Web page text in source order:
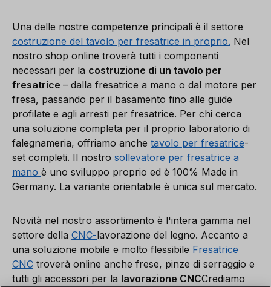
Una delle nostre competenze principali è il settore
costruzione del tavolo per fresatrice in proprio. Nel
nostro shop online troverà tutti i componenti
necessari per la costruzione di un tavolo per
fresatrice – dalla fresatrice a mano o dal motore per
fresa, passando per il basamento fino alle guide
profilate e agli arresti per fresatrice. Per chi cerca
una soluzione completa per il proprio laboratorio di
falegnameria, offriamo anche tavolo per fresatrice-
set completi. Il nostro sollevatore per fresatrice a
mano è uno sviluppo proprio ed è 100% Made in
Germany. La variante orientabile è unica sul mercato.
Novità nel nostro assortimento è l'intera gamma nel
settore della CNC-lavorazione del legno. Accanto a
una soluzione mobile e molto flessibile Fresatrice
CNC troverà online anche frese, pinze di serraggio e
tutti gli accessori per la lavorazione CNCCrediamo